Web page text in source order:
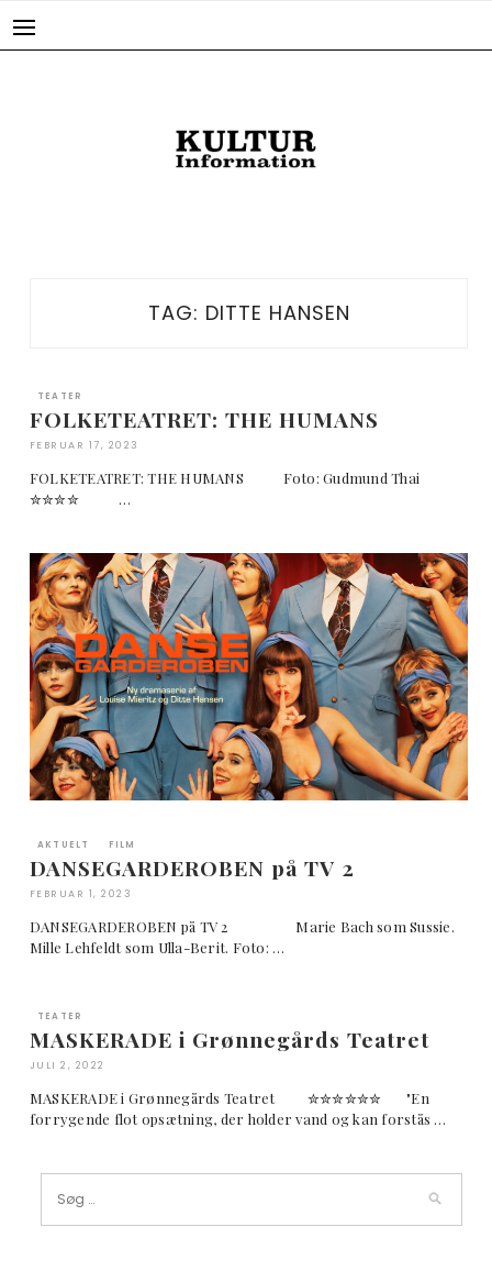
TAG: DITTE HANSEN
TEATER
FOLKETEATRET: THE HUMANS
FEBRUAR 17, 2023
FOLKETEATRET: THE HUMANS Foto: Gudmund Thai
✮✮✮✮ …
AKTUELT FILM
DANSEGARDEROBEN på TV 2
FEBRUAR 1, 2023
DANSEGARDEROBEN på TV 2 Marie Bach som Sussie.
Mille Lehfeldt som Ulla-Berit. Foto: …
TEATER
MASKERADE i Grønnegårds Teatret
JULI 2, 2022
MASKERADE i Grønnegårds Teatret ✮✮✮✮✮✮ "En
forrygende flot opsætning, der holder vand og kan forstås …